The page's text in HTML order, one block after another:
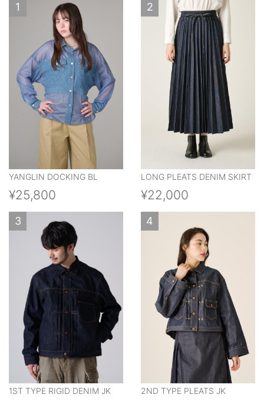
1
YANGLIN DOCKING BL
¥25,800
2
LONG PLEATS DENIM SKIRT
¥22,000
3
1ST TYPE RIGID DENIM JK
4
2ND TYPE PLEATS JK